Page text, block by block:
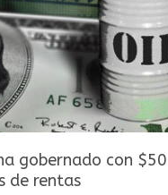
gobernado con
de rentas